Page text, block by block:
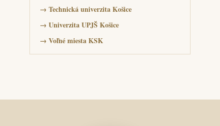
→ Technická univerzita Košice
→ Univerzita UPJŠ Košice
→ Voľné miesta KSK